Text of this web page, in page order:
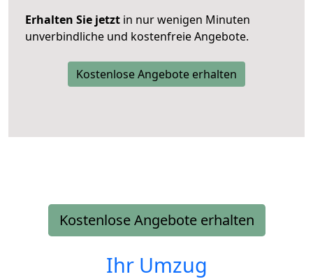
Erhalten Sie jetzt in nur wenigen Minuten
unverbindliche und kostenfreie Angebote.
Kostenlose Angebote erhalten
Kostenlose Angebote erhalten
Ihr Umzug